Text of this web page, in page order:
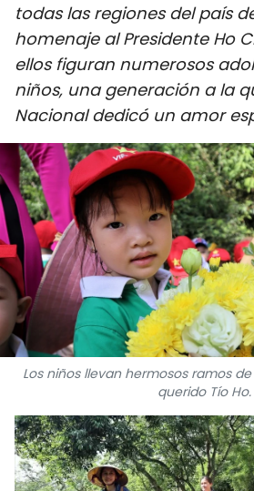
DEPORTES
PUENTE DE
HISTORIAS
FOTOGRAFÍA
¿QUIÉNES
TIẾNG VIỆT
ENGLISH
中文
FRANÇAIS
todas las regiones del país
homenaje al Presidente Ho
ellos figuran numerosos
niños, una generación a la
Nacional dedicó un amor
Los niños llevan hermosos ramos
querido Tío Ho.